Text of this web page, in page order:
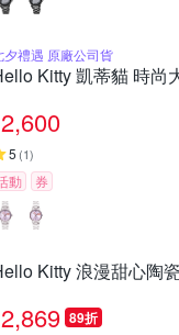
夕禮遇 原廠公司貨
Kitty 凱蒂貓 時尚
2,600
5 (1)
動 券
Kitty 浪漫甜心陶
2,869 89折